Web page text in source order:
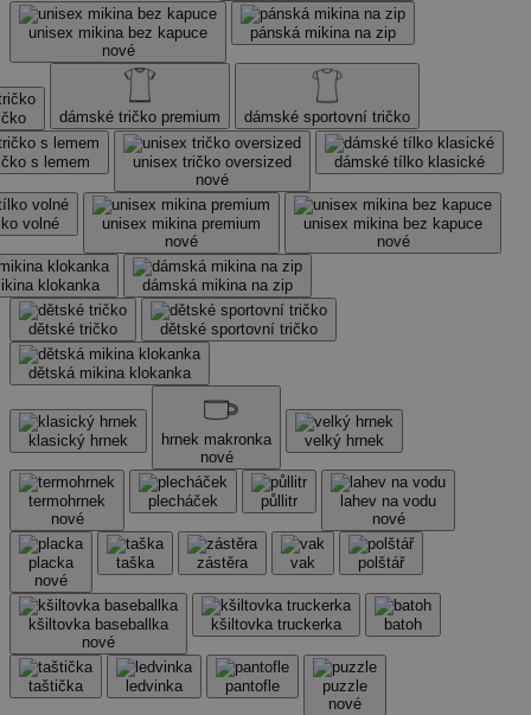
unisex mikina bez kapuce
nové
pánská mikina na zip
dámské tričko premium dámské sportovní tričko
s lemem
unisex tričko oversized
nové
dámské tílko klasické
volné
unisex mikina premium
nové
unisex mikina bez kapuce
nové
klokanka dámská mikina na zip
dětské tričko dětské sportovní tričko
dětská mikina klokanka
klasický hrnek
hrnek makronka
nové
velký hrnek
termohrnek
nové
plecháček půllitr
lahev na vodu
nové
placka
nové
taška zástěra vak polštář
kšiltovka baseballka
nové
kšiltovka truckerka batoh
taštička ledvinka pantofle
puzzle
nové